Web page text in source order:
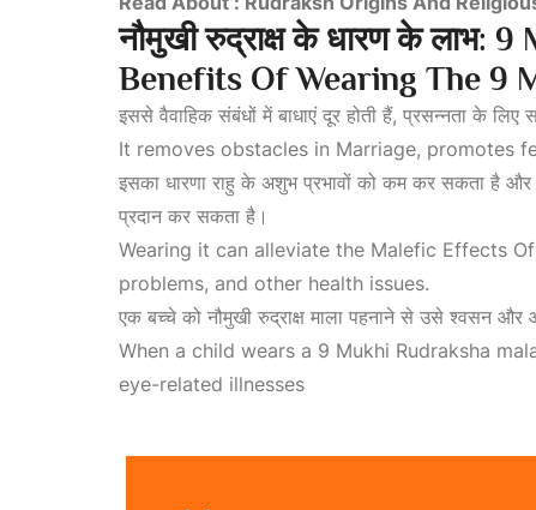
नौमुखीरुद्राक्षकेधारणकेलाभ: 9
Benefits Of Wearing The 9
इससे वैवाहिक संबंधों में बाधाएं दूर होती हैं, प्रसन्नता के
It removes obstacles in Marriage, promotes
इसका धारणा राहु के अशुभ प्रभावों को कम कर सकता है और
प्रदान कर सकता है।
Wearing it can alleviate the Malefic Effects Of
problems, and other health issues.
एक बच्चे को नौमुखी रुद्राक्ष माला पहनाने से उसे श्वसन और
When a child wears a 9 Mukhi Rudraksha
eye-related illnesses